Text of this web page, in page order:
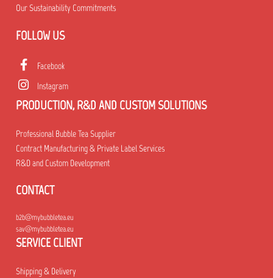
Our Sustainability Commitments
FOLLOW US
Facebook
Instagram
PRODUCTION, R&D AND CUSTOM SOLUTIONS
Professional Bubble Tea Supplier
Contract Manufacturing & Private Label Services
R&D and Custom Development
CONTACT
b2b@mybubbletea.eu
sav@mybubbletea.eu
SERVICE CLIENT
Shipping & Delivery